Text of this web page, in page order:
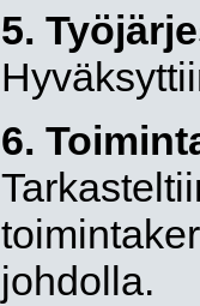
5.
6.
johdolla.